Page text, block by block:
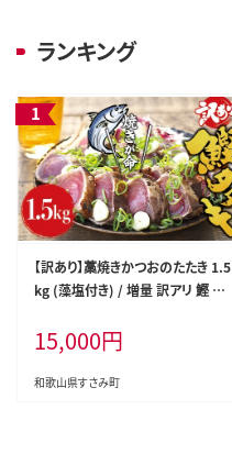
ランキング
【訳あり】藁焼きかつおのたたき 1.5
kg (藻塩付き) / 増量 訳アリ 鰹 カ
たき 丼 刺身【nks106A】
15,000円
和歌山県すさみ町